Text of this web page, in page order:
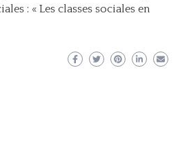
: « Les classes sociales en